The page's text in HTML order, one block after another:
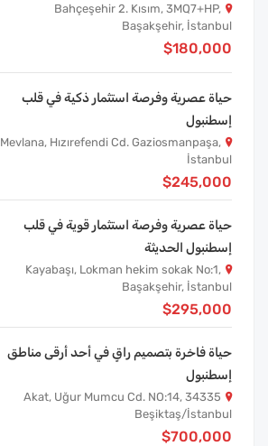
Bahçeşehir 2. Kısım, 3MQ7+HP,
Başakşehir, İstanbul
$180,000
حياة عصرية وفرصة استثمار ذكية في قلب
إسطنبول
Mevlana, Hızırefendi Cd. Gaziosmanpaşa,
İstanbul
$245,000
حياة عصرية وفرصة استثمار قوية في قلب
إسطنبول الحديثة
Kayabaşı, Lokman hekim sokak No:1,
Başakşehir, İstanbul
$295,000
حياة فاخرة بتصميم راقٍ في أحد أرقى مناطق
إسطنبول
Akat, Uğur Mumcu Cd. NO:14, 34335
Beşiktaş/İstanbul
$700,000